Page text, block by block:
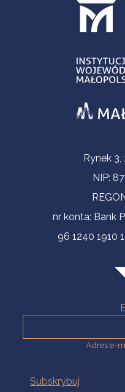
Informacje
Rynek
NIP:
nr konta: Bank
96 1240 1910
Adres e-